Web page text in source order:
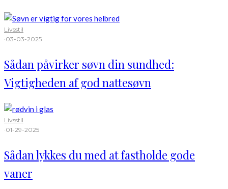
Livsstil
·03-03-2025
Sådan påvirker søvn din sundhed:
Vigtigheden af god nattesøvn
Livsstil
·01-29-2025
Sådan lykkes du med at fastholde gode
vaner